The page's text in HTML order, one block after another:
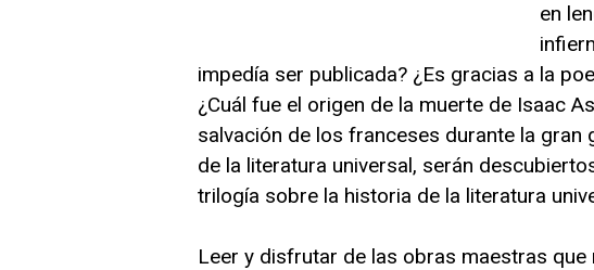
en
impedía ser publicada? ¿Es gracias a la
¿Cuál fue el origen de la muerte de Isaac
salvación de los franceses durante la gran
de la literatura universal, serán
trilogía sobre la historia de la literatura
Leer y disfrutar de las obras maestras